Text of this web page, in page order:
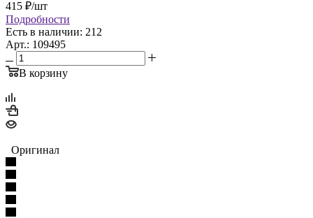
415 ₽/шт
Подробности
Есть в наличии: 212
Арт.: 109495
В корзину
Оригинал